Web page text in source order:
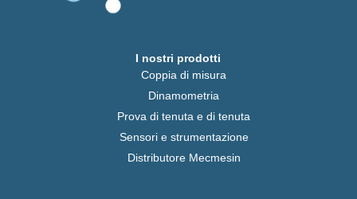
I nostri prodotti
Coppia di misura
Dinamometria
Prova di tenuta e di tenuta
Sensori e strumentazione
Distributore Mecmesin